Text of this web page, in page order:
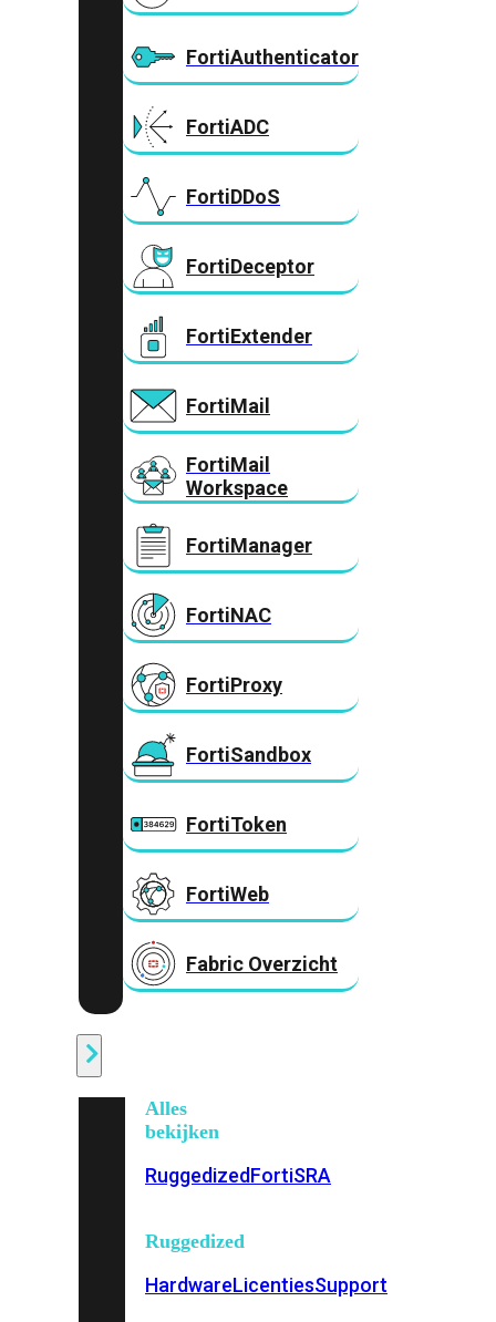
FortiAuthenticator
FortiADC
FortiDDoS
FortiDeceptor
FortiExtender
FortiMail
FortiMail
Workspace
FortiManager
FortiNAC
FortiProxy
FortiSandbox
FortiToken
FortiWeb
Fabric Overzicht
Alles
bekijken
RuggedizedFortiSRA
Ruggedized
HardwareLicentiesSupport